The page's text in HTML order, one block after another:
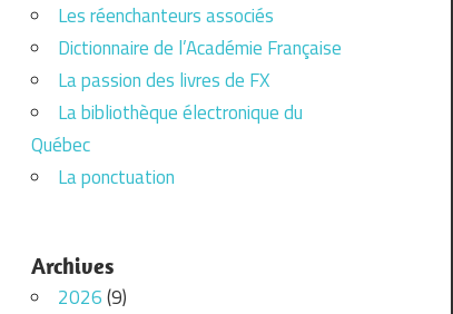
Les réenchanteurs associés
Dictionnaire de l’Académie Française
La passion des livres de FX
La bibliothèque électronique du
Québec
La ponctuation
Archives
2026(9)